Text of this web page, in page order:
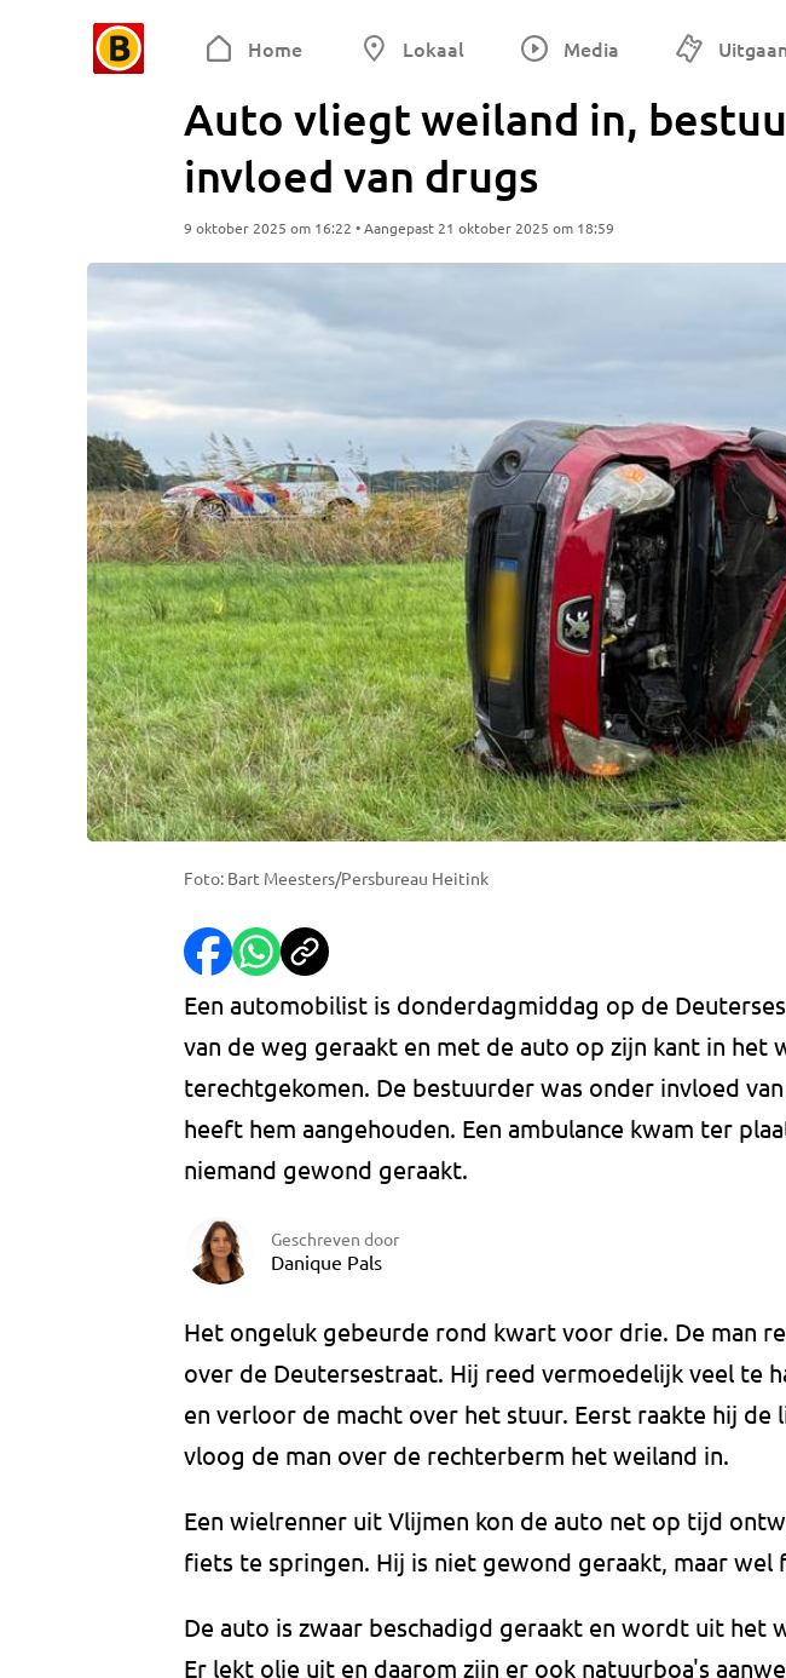
Home Lokaal Media
Auto vliegt weiland in,
invloed van drugs
9 oktober 2025 om 16:22 • Aangepast 21 oktober 2025 om 18:59
Foto: Bart Meesters/Persbureau Heitink
Een automobilist is donderdagmiddag op de
van de weg geraakt en met de auto op zijn kant in het
terechtgekomen. De bestuurder was onder invloed
heeft hem aangehouden. Een ambulance kwam ter
niemand gewond geraakt.
Geschreven door
Danique Pals
Het ongeluk gebeurde rond kwart voor drie. De man
over de Deutersestraat. Hij reed vermoedelijk veel te
en verloor de macht over het stuur. Eerst raakte hij de
vloog de man over de rechterberm het weiland in.
Een wielrenner uit Vlijmen kon de auto net op tijd
fiets te springen. Hij is niet gewond geraakt, maar wel
De auto is zwaar beschadigd geraakt en wordt uit het
Er lekt olie uit en daarom zijn er ook natuurboa's